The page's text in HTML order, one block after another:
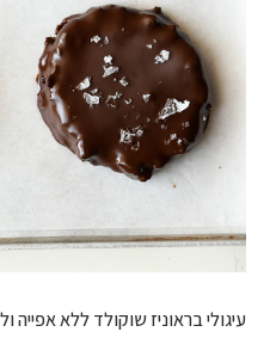
עיגולי בראוניז שוקולד ללא אפייה